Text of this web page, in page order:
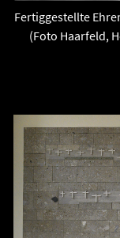
Fertiggestellte
(Foto Haarfeld,